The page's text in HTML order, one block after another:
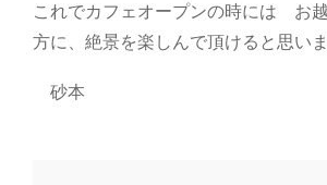
これでカフェオープンの時には お
方に、絶景を楽しんで頂けると思いま
砂本